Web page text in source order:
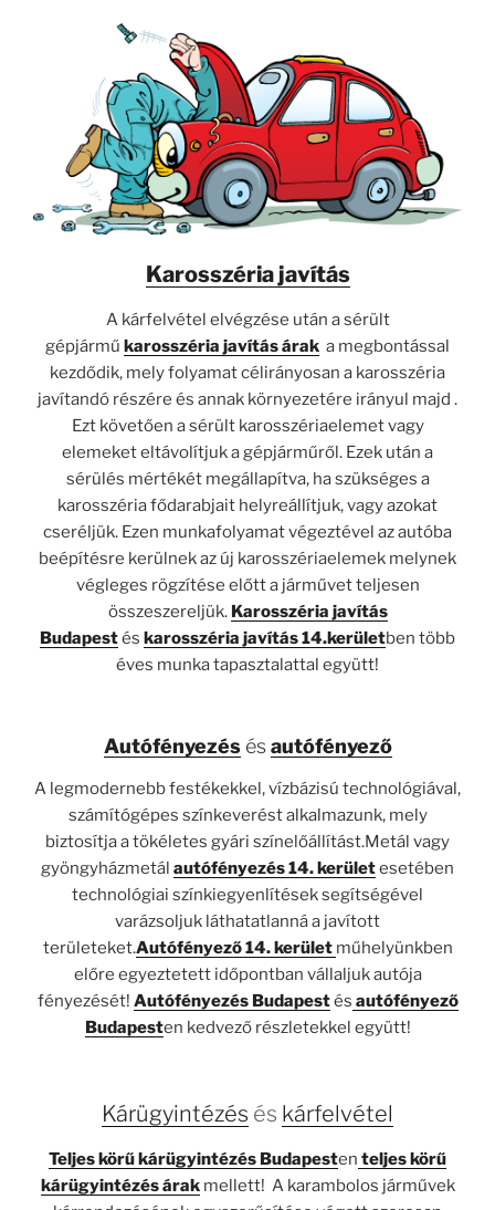
Karosszéria javítás
A kárfelvétel elvégzése után a sérült
gépjármű karosszéria javítás árak a megbontással
kezdődik, mely folyamat célirányosan a karosszéria
javítandó részére és annak környezetére irányul majd .
Ezt követően a sérült karosszériaelemet vagy
elemeket eltávolítjuk a gépjárműről. Ezek után a
sérülés mértékét megállapítva, ha szükséges a
karosszéria fődarabjait helyreállítjuk, vagy azokat
cseréljük. Ezen munkafolyamat végeztével az autóba
beépítésre kerülnek az új karosszériaelemek melynek
végleges rögzítése előtt a járművet teljesen
összeszereljük. Karosszéria javítás
Budapestés karosszéria javítás 14.kerületben több
éves munka tapasztalattal együtt!
Autófényezésésautófényező
A legmodernebb festékekkel, vízbázisú technológiával,
számítógépes színkeverést alkalmazunk, mely
biztosítja a tökéletes gyári színelőállítást.Metál vagy
gyöngyházmetál autófényezés 14. kerületesetében
technológiai színkiegyenlítések segítségével
varázsoljuk láthatatlanná a javított
területeket.Autófényező 14. kerület műhelyünkben
előre egyeztetett időpontban vállaljuk autója
fényezését! Autófényezés Budapestés autófényező
Budapesten kedvező részletekkel együtt!
Kárügyintézés és kárfelvétel
Teljes körű kárügyintézés Budapesten teljes körű
kárügyintézés árakmellett! A karambolos járművek